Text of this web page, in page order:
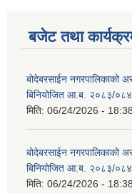
बजेट तथा
बोदेबरसाईन नगरपालिकाको
बिनियोजित आ.ब. २०८३/०८४
मिति: 06/24/2026 - 18:38
बोदेबरसाईन नगरपालिकाको
बिनियोजित आ.ब. २०८३/०८४
मिति: 06/24/2026 - 18:38